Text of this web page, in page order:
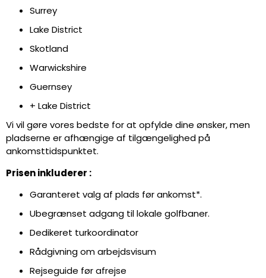
Surrey
Lake District
Skotland
Warwickshire
Guernsey
+ Lake District
Vi vil gøre vores bedste for at opfylde dine ønsker, men
pladserne er afhængige af tilgængelighed på
ankomsttidspunktet.
Prisen inkluderer :
Garanteret valg af plads før ankomst*.
Ubegrænset adgang til lokale golfbaner.
Dedikeret turkoordinator
Rådgivning om arbejdsvisum
Rejseguide før afrejse